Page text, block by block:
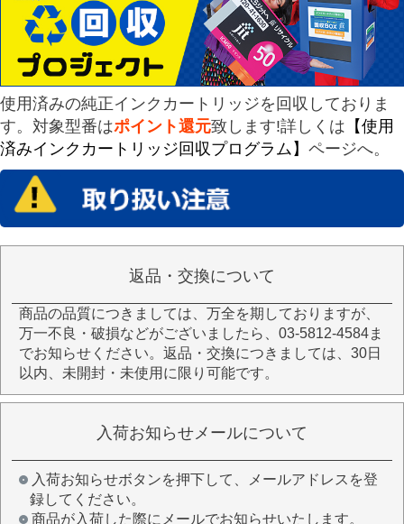
使用済みの純正インクカートリッジを回収しておりま
す。対象型番はポイント還元致します!詳しくは 【使用
済みインクカートリッジ回収プログラム】 ページへ。
返品・交換について
商品の品質につきましては、万全を期しておりますが、
万一不良・破損などがございましたら、03-5812-4584ま
でお知らせください。返品・交換につきましては、30日
以内、未開封・未使用に限り可能です。
入荷お知らせメールについて
入荷お知らせボタンを押下して、メールアドレスを登
録してください。
商品が入荷した際にメールでお知らせいたします。